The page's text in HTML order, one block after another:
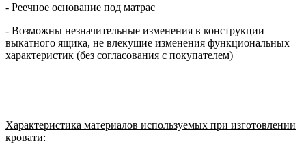
- Реечное основание под матрас
- Возможны незначительные изменения в конструкции
выкатного ящика, не влекущие изменения функциональных
характеристик (без согласования с покупателем)
Характеристика материалов используемых при изготовлении
кровати: